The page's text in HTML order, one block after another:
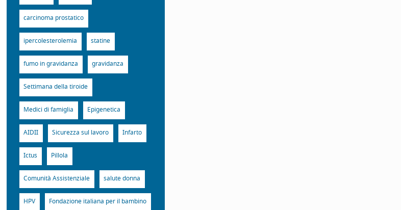
carcinoma prostatico
ipercolesterolemia statine
fumo in gravidanza gravidanza
Settimana della tiroide
Medici di famiglia Epigenetica
AIDII Sicurezza sul lavoro Infarto
Ictus Pillola
Comunità Assistenziale salute donna
HPV Fondazione italiana per il bambino